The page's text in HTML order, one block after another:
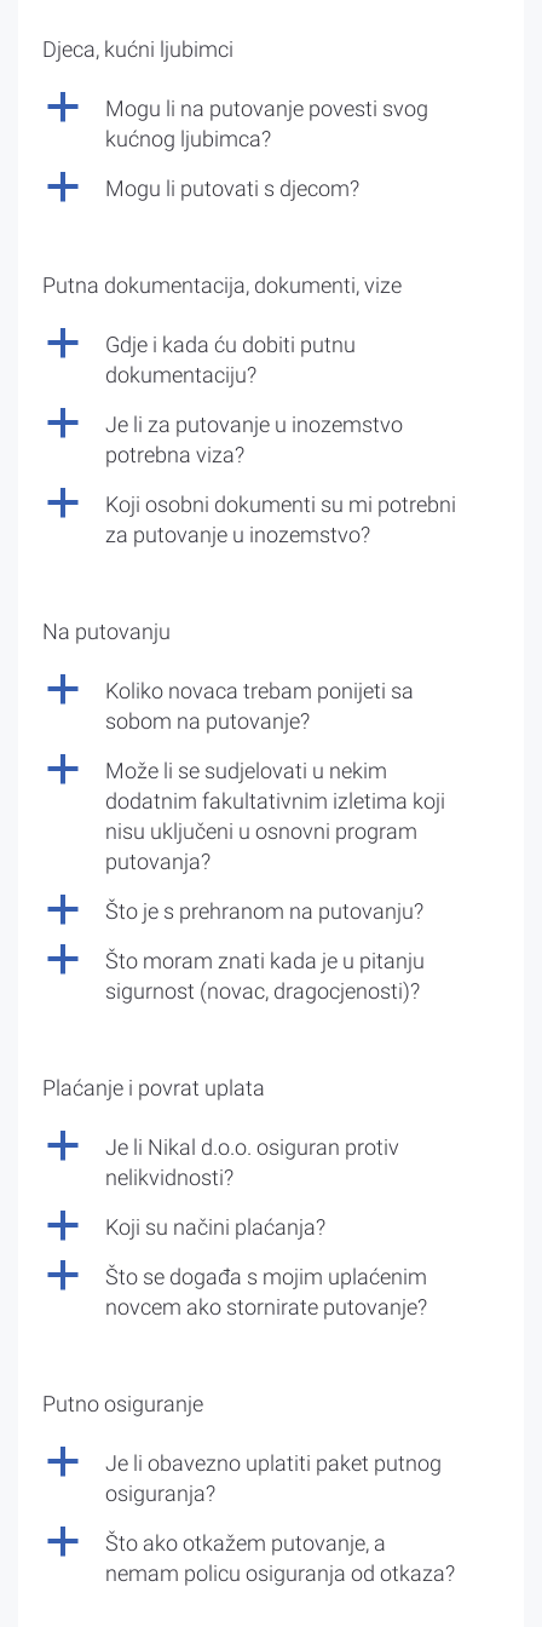
Djeca, kućni ljubimci
a
Mogu li na putovanje povesti svog
kućnog ljubimca?
a Mogu li putovati s djecom?
Putna dokumentacija, dokumenti, vize
a
Gdje i kada ću dobiti putnu
dokumentaciju?
a
Je li za putovanje u inozemstvo
potrebna viza?
a
Koji osobni dokumenti su mi potrebni
za putovanje u inozemstvo?
Na putovanju
a
Koliko novaca trebam ponijeti sa
sobom na putovanje?
a
Može li se sudjelovati u nekim
dodatnim fakultativnim izletima koji
nisu uključeni u osnovni program
putovanja?
a Što je s prehranom na putovanju?
a
Što moram znati kada je u pitanju
sigurnost (novac, dragocjenosti)?
Plaćanje i povrat uplata
a
Je li Nikal d.o.o. osiguran protiv
nelikvidnosti?
a Koji su načini plaćanja?
a
Što se događa s mojim uplaćenim
novcem ako stornirate putovanje?
Putno osiguranje
a
Je li obavezno uplatiti paket putnog
osiguranja?
a
Što ako otkažem putovanje, a
nemam policu osiguranja od otkaza?